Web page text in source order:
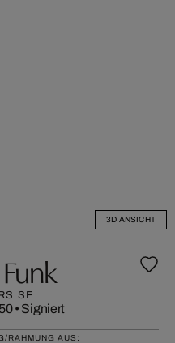
3D ANSICHT
SF
• Signiert
RAHMUNG AUS: